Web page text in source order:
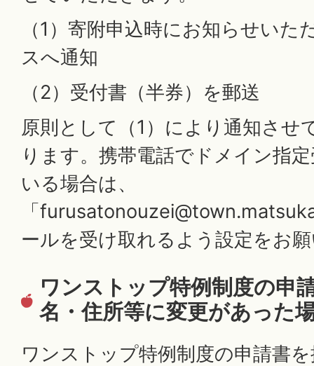
（1）寄附申込時にお知らせい
スへ通知
（2）受付書（半券）を郵送
原則として（1）により通知させ
ります。携帯電話でドメイン指
いる場合は、
「
ールを受け取れるよう設定をお
ワンストップ特例制度の申
名・住所等に変更があった
ワンストップ特例制度の申請書